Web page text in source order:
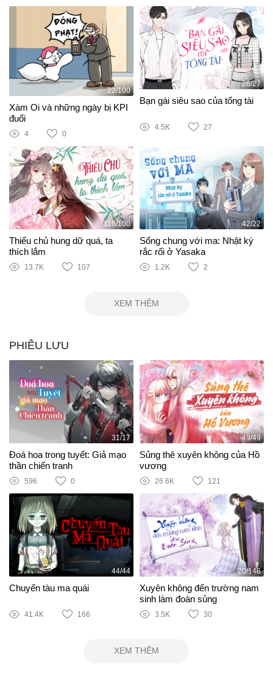
22/100
Xàm Oi và những ngày bị KPI
đuổi
4 0
26/27
Bạn gái siêu sao của tổng tài
4.5K 27
116/100
Thiếu chủ hung dữ quá, ta
thích lắm
13.7K 107
42/22
Sống chung với ma: Nhật ký
rắc rối ở Yasaka
1.2K 2
XEM THÊM
PHIÊU LƯU
31/17
Đoá hoa trong tuyết: Giả mạo
thần chiến tranh
596 0
49/49
Sủng thê xuyên không của Hồ
vương
26.6K 121
44/44
Chuyến tàu ma quái
41.4K 166
20/146
Xuyên không đến trường nam
sinh làm đoàn sủng
3.5K 30
XEM THÊM